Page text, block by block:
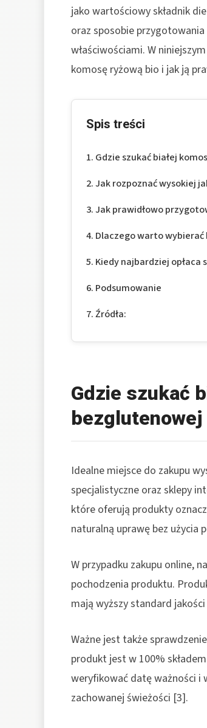
jako wartościowy składnik
oraz sposobie
właściwościami. W
komosę ryżową bio i jak ją
Spis treści
Gdzie szukać białej
Jak rozpoznać wysokiej
Jak prawidłowo
Dlaczego warto wybierać
Kiedy najbardziej opłaca
Podsumowanie
Źródła:
Gdzie szukać
Idealne miejsce do zakupu
specjalistyczne oraz sklepy
które oferują produkty
naturalną uprawę bez użycia
W przypadku zakupu online,
pochodzenia produktu.
mają wyższy standard
Ważne jest także
produkt jest w 100%
weryfikować datę ważności i
zachowanej świeżości [3].